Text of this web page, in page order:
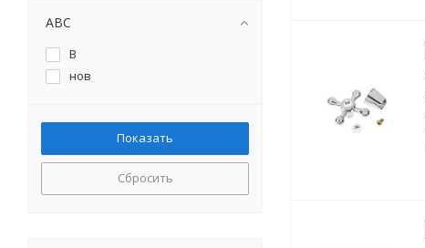
ABC
B
нов
Сбросить